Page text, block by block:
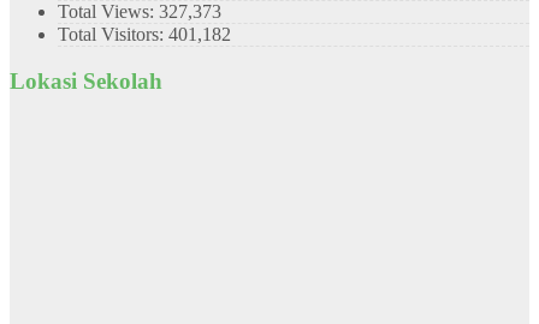
Total Views: 327,373
Total Visitors: 401,182
Lokasi Sekolah